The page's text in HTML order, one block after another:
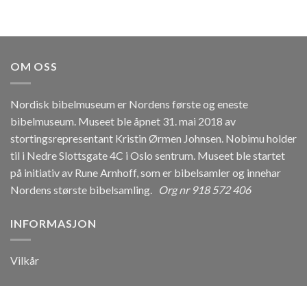
OM OSS
Nordisk bibelmuseum er Nordens første og eneste
bibelmuseum. Museet ble åpnet 31. mai 2018 av
stortingsrepresentant Kristin Ørmen Johnsen. Nobimu holder
til i Nedre Slottsgate 4C i Oslo sentrum. Museet ble startet
på initiativ av Rune Arnhoff, som er bibelsamler og innehar
Nordens største bibelsamling. Org nr 918 572 406
INFORMASJON
Vilkår